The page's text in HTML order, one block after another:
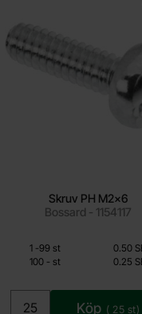
Skruv PH M2x6
Bossard - 1154117
0.25 SEK
Köp ( 25 st)
Mängdrabatt
Pris /st
1 -till
99 st
0.50
100 - till
st 0.25